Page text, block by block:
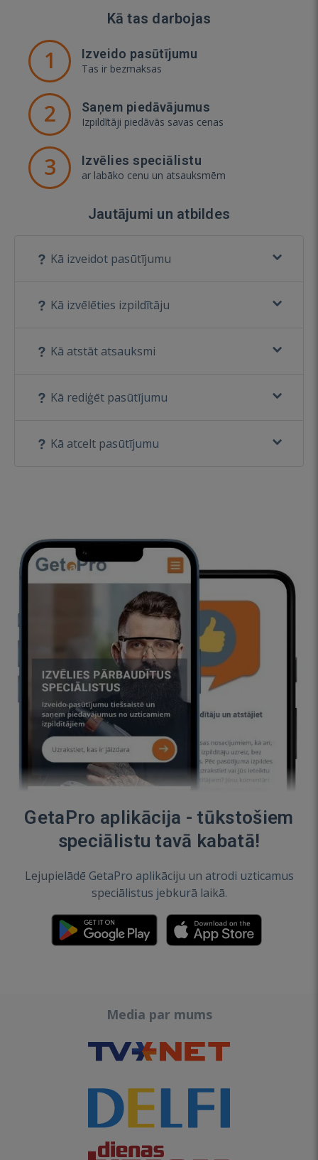
Kā tas darbojas
1 Izveido pasūtījumu
Tas ir bezmaksas
2 Saņem piedāvājumus
Izpildītāji piedāvās savas cenas
3 Izvēlies speciālistu
ar labāko cenu un atsauksmēm
Jautājumi un atbildes
Kā izveidot pasūtījumu
Kā izvēlēties izpildītāju
Kā atstāt atsauksmi
Kā rediģēt pasūtījumu
Kā atcelt pasūtījumu
GetaPro aplikācija - tūkstošiem
speciālistu tavā kabatā!
Lejupielādē GetaPro aplikāciju un atrodi uzticamus
speciālistus jebkurā laikā.
Media par mums